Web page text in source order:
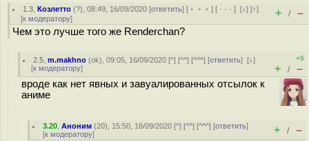
1.3 ,Козлетто (?), 08:49, 16/09/2020 [ответить] [ ﹢﹢﹢] [ · · ·][↓] [↑]
[к модератору] + / –
Чем это лучше того же Renderchan?
2.5 ,m.makhno (ok), 09:05, 16/09/2020 [^] [^^] [^^^] [ответить][↓]
[к модератору]
+5
+ / –
вроде как нет явных и завуалированных отсылок к
аниме
3.20 ,Аноним (20), 15:50, 16/09/2020 [^] [^^] [^^^] [ответить]
[к модератору] + / –